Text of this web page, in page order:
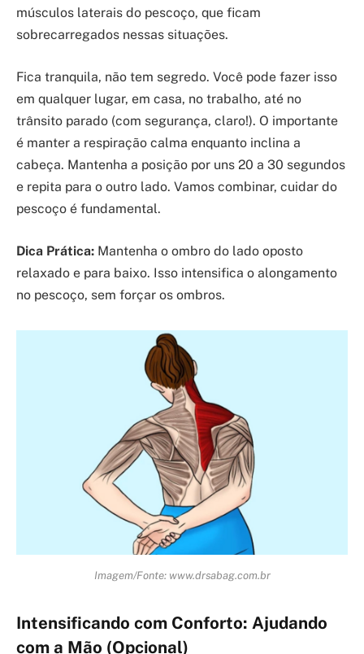
músculos laterais do pescoço, que ficam
sobrecarregados nessas situações.
Fica tranquila, não tem segredo. Você pode fazer isso
em qualquer lugar, em casa, no trabalho, até no
trânsito parado (com segurança, claro!). O importante
é manter a respiração calma enquanto inclina a
cabeça. Mantenha a posição por uns 20 a 30 segundos
e repita para o outro lado. Vamos combinar, cuidar do
pescoço é fundamental.
Dica Prática: Mantenha o ombro do lado oposto
relaxado e para baixo. Isso intensifica o alongamento
no pescoço, sem forçar os ombros.
Imagem/Fonte: www.drsabag.com.br
Intensificando com Conforto: Ajudando
com a Mão (Opcional)